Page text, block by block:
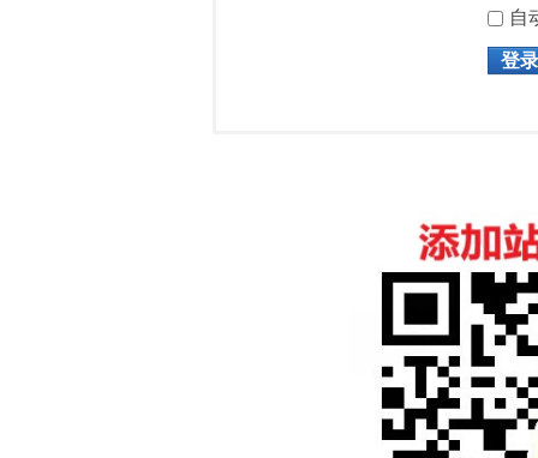
自
登录